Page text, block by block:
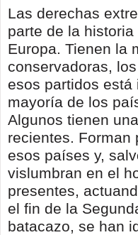
Las derechas
parte de la
Europa. Tienen la
conservadoras,
esos partidos
mayoría de los
Algunos tienen
recientes. Forman
esos países y,
vislumbran en el
presentes,
el fin de la
batacazo, se han